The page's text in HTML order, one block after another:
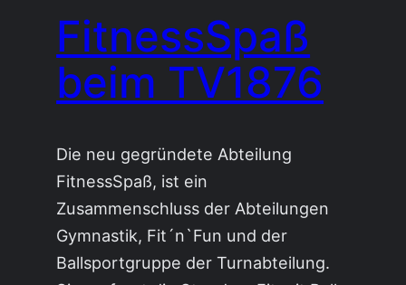
FitnessSpaß
beim TV1876
Die neu gegründete Abteilung
FitnessSpaß, ist ein
Zusammenschluss der Abteilungen
Gymnastik, Fit´n`Fun und der
Ballsportgruppe der Turnabteilung.